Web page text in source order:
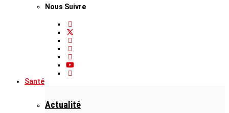
Nous Suivre
Santé
Actualité